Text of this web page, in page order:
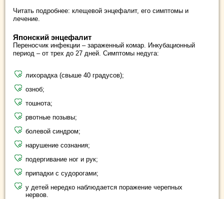
Читать подробнее: клещевой энцефалит, его симптомы и
лечение.
Японский энцефалит
Переносчик инфекции – зараженный комар. Инкубационный
период – от трех до 27 дней. Симптомы недуга:
лихорадка (свыше 40 градусов);
озноб;
тошнота;
рвотные позывы;
болевой синдром;
нарушение сознания;
подергивание ног и рук;
припадки с судорогами;
у детей нередко наблюдается поражение черепных
нервов.